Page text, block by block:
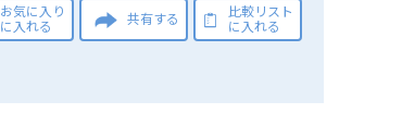
お気に入り
に入れる
共有する
比較リスト
に入れる